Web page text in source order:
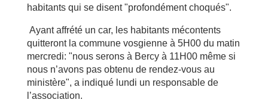
habitants qui se disent "profondément choqués".
Ayant affrété un car, les habitants mécontents
quitteront la commune vosgienne à 5H00 du matin
mercredi: "nous serons à Bercy à 11H00 même si
nous n’avons pas obtenu de rendez-vous au
ministère", a indiqué lundi un responsable de
l’association.